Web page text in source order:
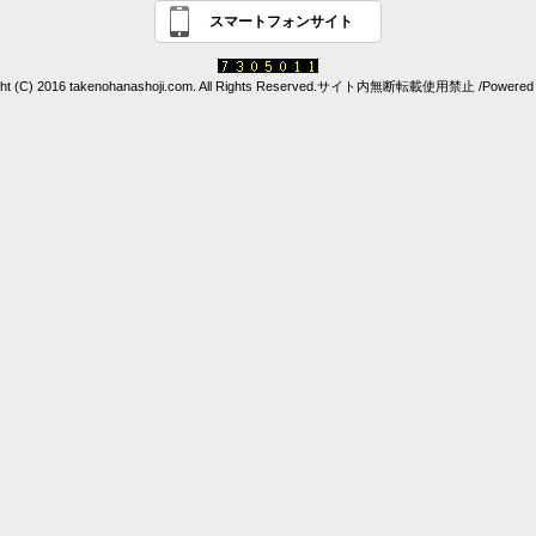
スマートフォンサイト
(C) 2016 takenohanashoji.com. All Rights Reserved.サイト内無断転載使用禁止 /